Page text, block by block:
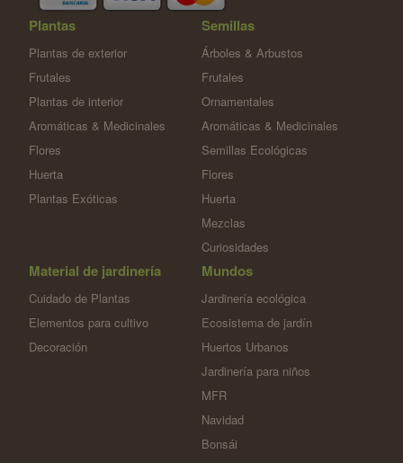
Plantas
Plantas de exterior
Frutales
Plantas de interior
Aromáticas & Medicinales
Flores
Huerta
Plantas Exóticas
Semillas
Árboles & Arbustos
Frutales
Ornamentales
Aromáticas & Medicinales
Semillas Ecológicas
Flores
Huerta
Mezclas
Curiosidades
Material de jardinería
Cuidado de Plantas
Elementos para cultivo
Decoración
Mundos
Jardinería ecológica
Ecosistema de jardín
Huertos Urbanos
Jardinería para niños
MFR
Navidad
Bonsái